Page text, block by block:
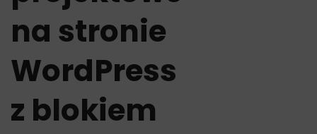
na stronie
WordPress
z blokiem